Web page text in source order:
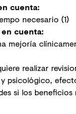
cuenta:
necesario (1)
cuenta:
realizar
psicológico,
si los